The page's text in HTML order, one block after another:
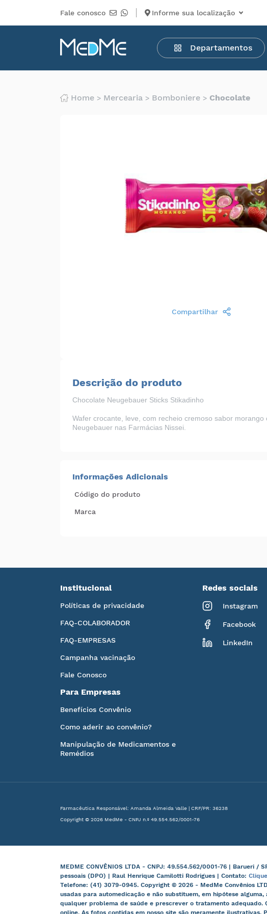
Fale conosco Informe sua localização
Departamentos
Departamentos
Medicamentos
Higiene
Home Mercearia Bomboniere Chocolate
Compartilhar
Descrição do produto
Chocolate Neugebauer Sticks Stikadinho
Wafer crocante, leve, com recheio cremoso sabor
Neugebauer nas Farmácias Nissei
Informações Adicionais
Código do produto
Marca
Institucional
Políticas de privacidade
FAQ-COLABORADOR
FAQ-EMPRESAS
Campanha vacinação
Fale Conosco
Para Empresas
Benefícios Convênio
Como aderir ao convênio?
Manipulação de Medicamentos e
Remédios
Redes sociais
Instagram
Facebook
LinkedIn
Farmacêutica Responsável: Amanda Almeida Valle | CRF/PR: 36238
Copyright © 2026 MedMe - CNPJ n.º 49.554.562/0001-76
MEDME CONVÊNIOS LTDA - CNPJ: 49.554.562/0001-76 | Barueri
pessoais (DPO) | Raul Henrique Camilotti Rodrigues | Contato:
Telefone: (41) 3079-0945. Copyright © 2026 - MedMe Convênios
usadas para automedicação e não substituem, em hipótese
qualquer problema de saúde e prescrever o tratamento
online. As fotos contidas em nosso site são meramente